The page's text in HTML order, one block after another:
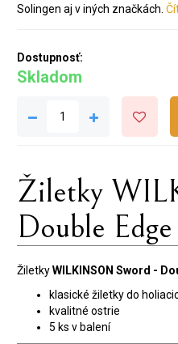
Solingen aj v iných značkách.
Dostupnosť:
Skladom
Žiletky
Double
ŽiletkyWILKINSON Sword -
klasické žiletky do
kvalitné ostrie
5 ks v balení